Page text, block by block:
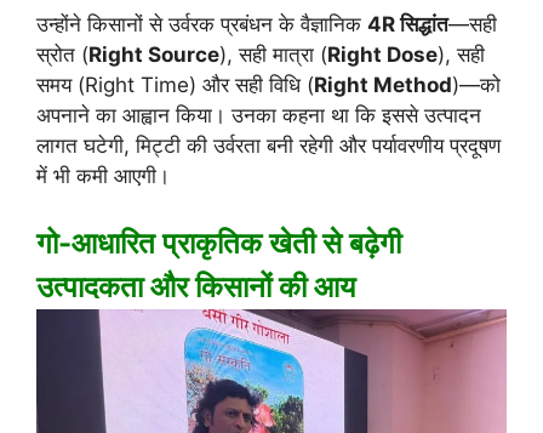
उन्होंने किसानों से उर्वरक प्रबंधन के वैज्ञानिक 4R सिद्धांत—सही
स्रोत (Right Source), सही मात्रा (Right Dose), सही
समय (Right Time) और सही विधि (Right Method)—को
अपनाने का आह्वान किया। उनका कहना था कि इससे उत्पादन
लागत घटेगी, मिट्टी की उर्वरता बनी रहेगी और पर्यावरणीय प्रदूषण
में भी कमी आएगी।
गो-आधारित प्राकृतिक खेती से बढ़ेगी
उत्पादकता और किसानों की आय